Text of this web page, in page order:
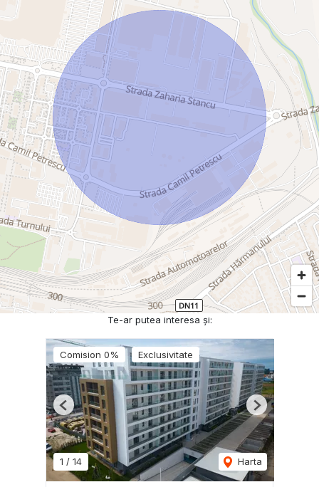
Te-ar putea interesa și:
Comision 0% Exclusivitate
1 / 14 Harta
Previous Next